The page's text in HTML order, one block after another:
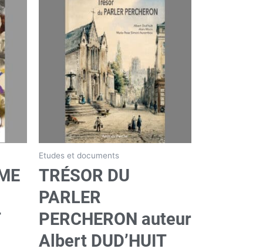
Etudes et documents
TRÉSOR DU
PARLER
PERCHERON auteur
Albert DUD’HUIT